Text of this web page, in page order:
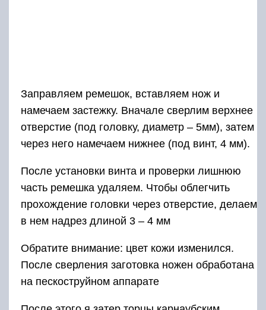
Заправляем ремешок, вставляем нож и
намечаем застежку. Вначале сверлим верхнее
отверстие (под головку, диаметр – 5мм), затем
через него намечаем нижнее (под винт, 4 мм).
После установки винта и проверки лишнюю
часть ремешка удаляем. Чтобы облегчить
прохождение головки через отверстие, делаем
в нем надрез длиной 3 – 4 мм
Обратите внимание: цвет кожи изменился.
После сверления заготовка ножен обработана
на пескоструйном аппарате